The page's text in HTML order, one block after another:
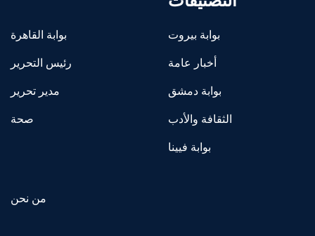
بوابة بيروت
أخبار عامة
بوابة دمشق
الثقافة والأدب
بوابة فيينا
بوابة القاهرة
رئيس التحرير
مدير تحرير
صحة
من نحن